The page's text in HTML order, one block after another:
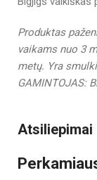
Produktas
vaikams nuo 3
metų. Yra
GAMINTOJAS:
Atsiliepimai